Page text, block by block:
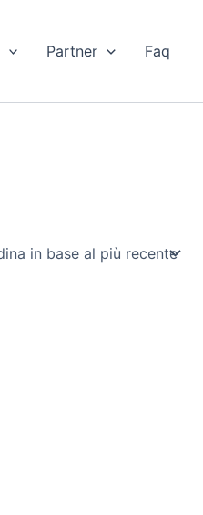
Partner Faq